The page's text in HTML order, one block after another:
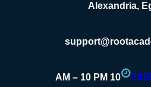
Alexandria,
10 AM – 10 PM